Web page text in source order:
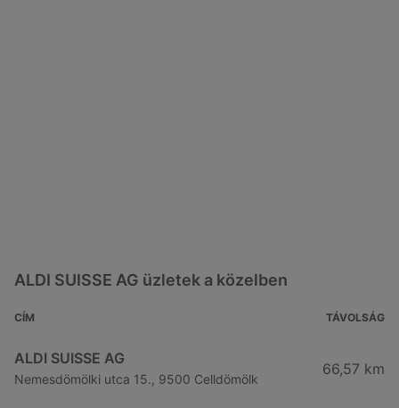
ALDI SUISSE AG üzletek a közelben
CÍM TÁVOLSÁG
ALDI SUISSE AG
Nemesdömölki utca 15., 9500 Celldömölk
66,57 km